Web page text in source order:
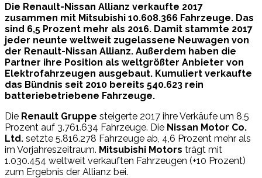
Die Renault-Nissan Allianz verkaufte 2017
zusammen mit Mitsubishi 10.608.366 Fahrzeuge. Das
sind 6,5 Prozent mehr als 2016. Damit stammte 2017
jeder neunte weltweit zugelassene Neuwagen von
der Renault-Nissan Allianz. Außerdem haben die
Partner ihre Position als weltgrößter Anbieter von
Elektrofahrzeugen ausgebaut. Kumuliert verkaufte
das Bündnis seit 2010 bereits 540.623 rein
batteriebetriebene Fahrzeuge.
Die Renault Gruppe steigerte 2017 ihre Verkäufe um 8,5
Prozent auf 3.761.634 Fahrzeuge. Die Nissan Motor Co.
Ltd. setzte 5.816.278 Fahrzeuge ab, 4,6 Prozent mehr als
im Vorjahreszeitraum. Mitsubishi Motors trägt mit
1.030.454 weltweit verkauften Fahrzeugen (+10 Prozent)
zum Ergebnis der Allianz bei.